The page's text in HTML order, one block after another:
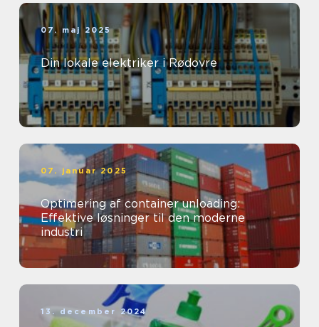
07. maj 2025
Din lokale elektriker i Rødovre
07. januar 2025
Optimering af container unloading:
Effektive løsninger til den moderne
industri
13. december 2024